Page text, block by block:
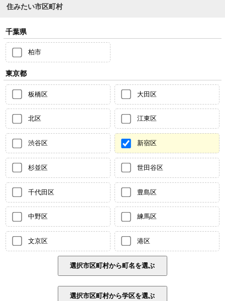
住みたい市区町村
千葉県
柏市
東京都
板橋区 大田区
北区 江東区
渋谷区 新宿区
杉並区 世田谷区
千代田区 豊島区
中野区 練馬区
文京区 港区